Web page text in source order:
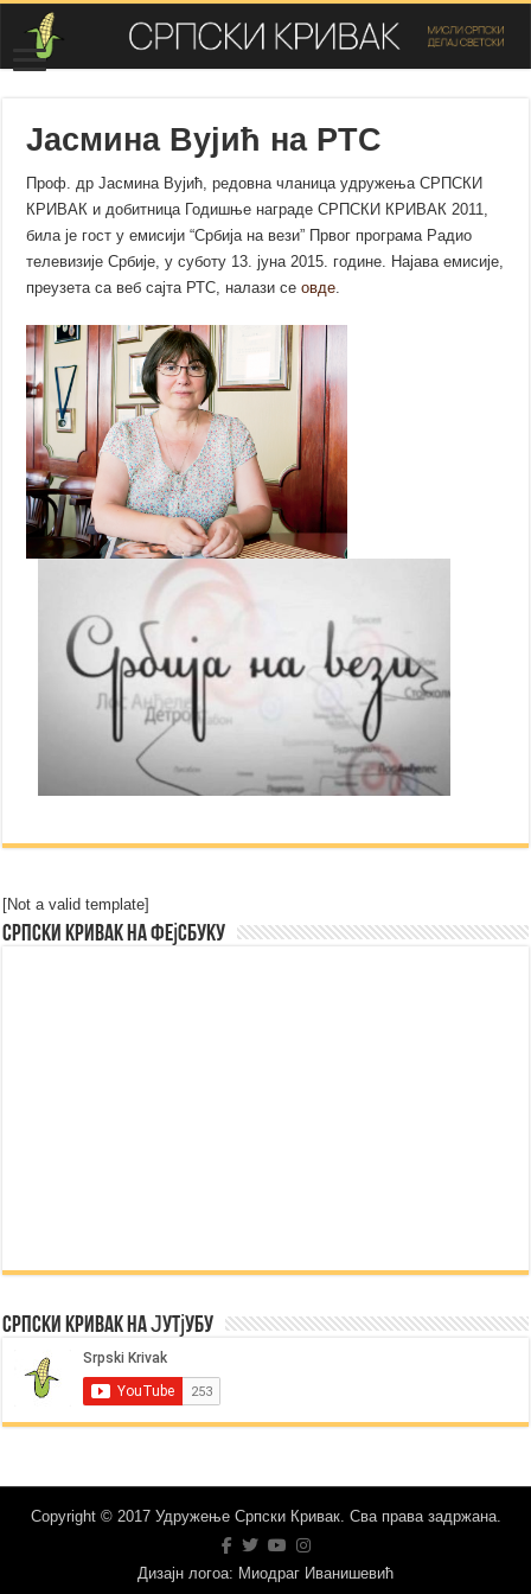
Јасмина Вујић на РТС
Проф. др Јасмина Вујић, редовна чланица удружења СРПСКИ
КРИВАК и добитница Годишње награде СРПСКИ КРИВАК 2011,
била је гост у емисији “Србија на вези” Првог програма Радио
телевизије Србије, у суботу 13. јуна 2015. године. Најава емисије,
преузета са веб сајта РТС, налази сеовде
[Not a valid template]
Српски Кривак на Фејсбуку
Српски Кривак на Јутјубу
Copyright © 2017 Удружење Српски Кривак. Сва права задржана.
Дизајн логоа: Миодраг Иванишевић